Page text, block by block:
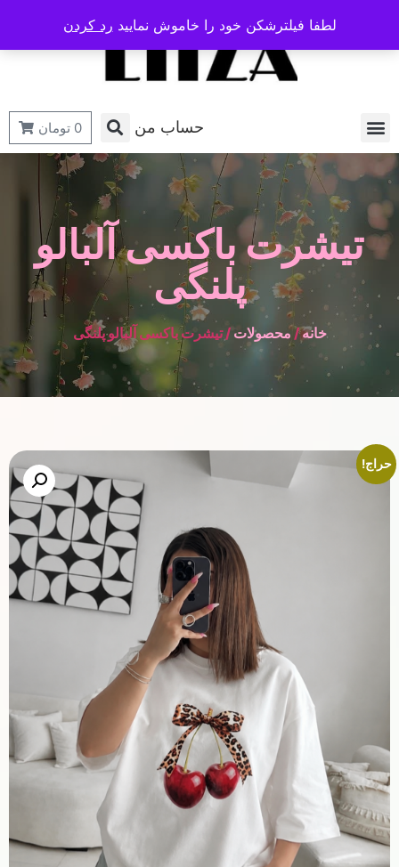
حساب من 0 تومان
تیشرت باکسی آلبالو
پلنگی
خانه/محصولات/ تیشرت باکسی آلبالو پلنگی
حراج!
لطفا فیلترشکن خود را خاموش نمایید رد کردن